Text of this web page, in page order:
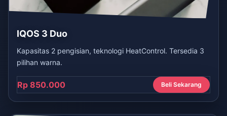
IQOS 3 Duo
Kapasitas 2 pengisian, teknologi HeatControl. Tersedia 3
pilihan warna.
Rp 850.000 Beli Sekarang